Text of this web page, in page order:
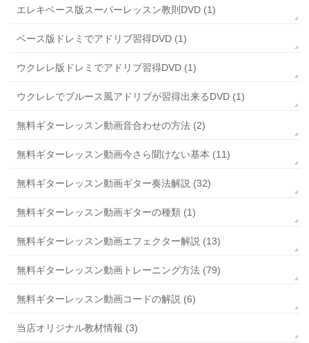
エレキベース版スーパーレッスン教則DVD (1)
ベース版ドレミでアドリブ習得DVD (1)
ウクレレ版ドレミでアドリブ習得DVD (1)
ウクレレでブルース風アドリブが習得出来るDVD (1)
無料ギターレッスン動画音合わせの方法 (2)
無料ギターレッスン動画今さら聞けない基本 (11)
無料ギターレッスン動画ギター奏法解説 (32)
無料ギターレッスン動画ギターの種類 (1)
無料ギターレッスン動画エフェクター解説 (13)
無料ギターレッスン動画トレーニング方法 (79)
無料ギターレッスン動画コードの解説 (6)
当店オリジナル教材情報 (3)